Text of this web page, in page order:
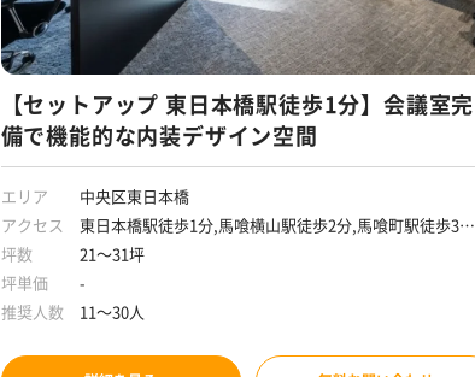
【セットアップ 東日本橋駅徒歩1分】会議室完
備で機能的な内装デザイン空間
エリア
中央区東日本橋
アクセス
東日本橋駅徒歩1分,馬喰横山駅徒歩2分,馬喰町駅徒歩3分,
浅草橋駅徒歩8分
坪数
21～31坪
坪単価
-
推奨人数
11～30人